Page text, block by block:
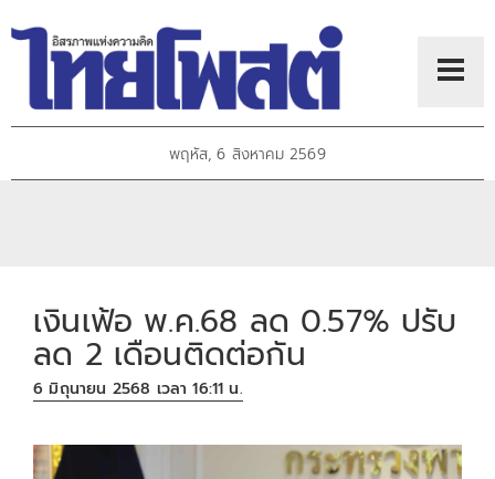
พฤหัส, 6 สิงหาคม 2569
เงินเฟ้อ พ.ค.68 ลด 0.57% ปรับ
ลด 2 เดือนติดต่อกัน
6 มิถุนายน 2568 เวลา 16:11 น.